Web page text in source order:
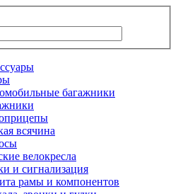
багажники
всячина
велокресла
и сигнализация
рамы и компонентов